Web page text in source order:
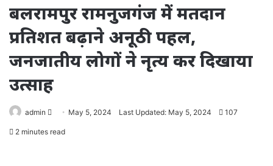
बलरामपुर रामनुजगंज में मतदान
प्रतिशत बढ़ाने अनूठी पहल,
जनजातीय लोगों ने नृत्य कर दिखाया
उत्साह
admin
Send May 5, 2024 Last Updated: May 5, 2024 107
2 minutes read